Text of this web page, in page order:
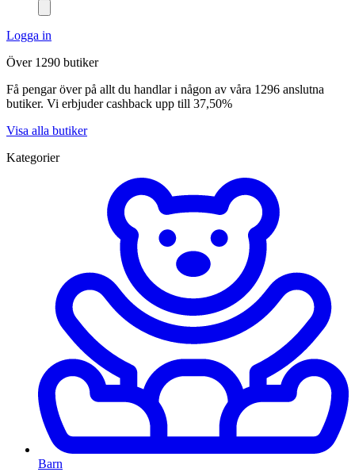
Logga in
Över 1290 butiker
Få pengar över på allt du handlar i någon av våra 1296 anslutna
butiker. Vi erbjuder cashback upp till 37,50%
Visa alla butiker
Kategorier
Barn